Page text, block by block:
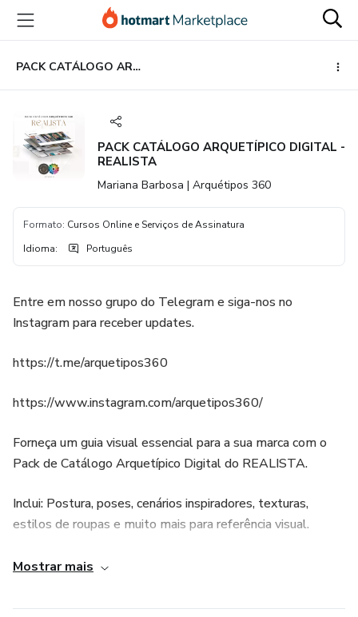
para
conteúdo
principal
para
pagamento
para
rodapé
PACK CATÁLOGO ARQUETÍPICO DIGITAL - REALISTA
PACK CATÁLOGO ARQUETÍPICO DIGITAL -
REALISTA
Mariana Barbosa | Arquétipos 360
Formato: Cursos Online e Serviços de Assinatura
Idioma: Português
Entre em nosso grupo do Telegram e siga-nos no
Instagram para receber updates.
https://t.me/arquetipos360
https://www.instagram.com/arquetipos360/
Forneça um guia visual essencial para a sua marca com o
Pack de Catálogo Arquetípico Digital do REALISTA.
Inclui: Postura, poses, cenários inspiradores, texturas,
estilos de roupas e muito mais para referência visual.
BÔNUS: Pinterest do Arquétipo Realista com novos pins
categorizados em cerca de 20 folders diferentes para
Mostrar mais